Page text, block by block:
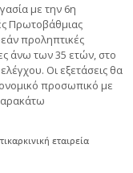
με την 6η
Πρωτοβάθμιας
προληπτικές
άνω των 35 ετών, στο
Οι εξετάσεις θα
προσωπικό με
εταιρεία